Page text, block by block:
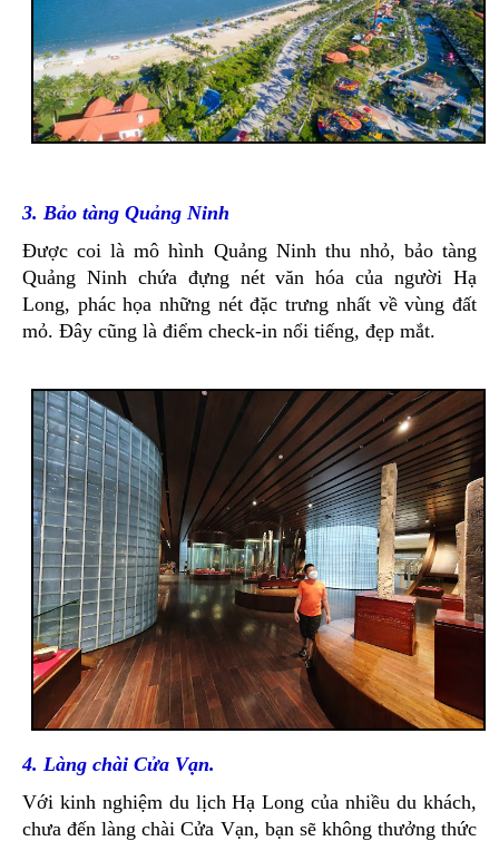
3. Bảo tàng Quảng Ninh
Được coi là mô hình Quảng Ninh thu nhỏ, bảo tàng
Quảng Ninh chứa đựng nét văn hóa của người Hạ
Long, phác họa những nét đặc trưng nhất về vùng đất
mỏ. Đây cũng là điểm check-in nổi tiếng, đẹp mắt.
4. Làng chài Cửa Vạn.
Với kinh nghiệm du lịch Hạ Long của nhiều du khách,
chưa đến làng chài Cửa Vạn, bạn sẽ không thưởng thức